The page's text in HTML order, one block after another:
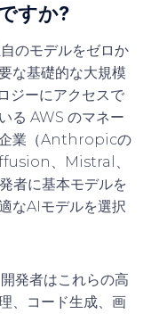
すか?
のモデルをゼロか
な基礎的な大規模
ジーにアクセスで
る AWS のマネー
企業（Anthropicの
、Mistral、
者に基本モデルを
なAIモデルを選択
発者はこれらの高
、コード生成、画